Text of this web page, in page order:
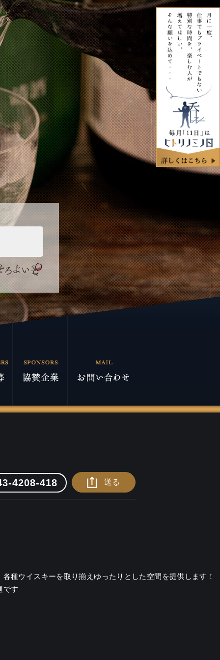
4208-418 送る
種ウイスキーを取り揃えゆったりとした空間を提供します！
です